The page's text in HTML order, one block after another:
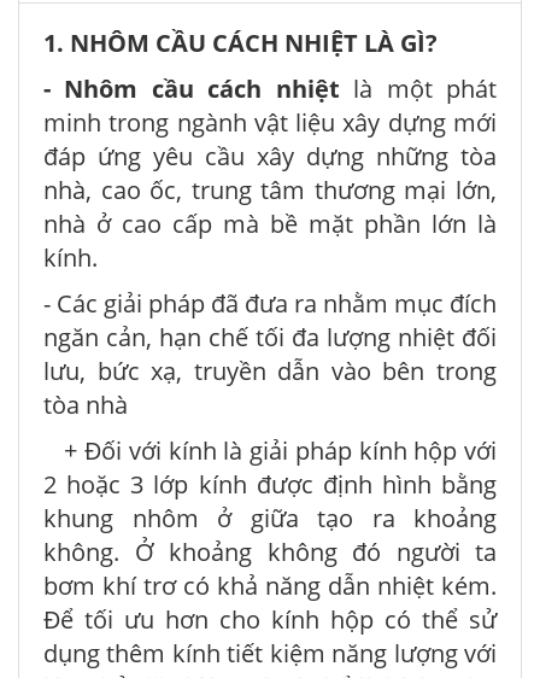
1. NHÔM CẦU CÁCH NHIỆT LÀ GÌ?
- Nhôm cầu cách nhiệt là một phát
minh trong ngành vật liệu xây dựng mới
đáp ứng yêu cầu xây dựng những tòa
nhà, cao ốc, trung tâm thương mại lớn,
nhà ở cao cấp mà bề mặt phần lớn là
kính.
- Các giải pháp đã đưa ra nhằm mục đích
ngăn cản, hạn chế tối đa lượng nhiệt đối
lưu, bức xạ, truyền dẫn vào bên trong
tòa nhà
+ Đối với kính là giải pháp kính hộp với
2 hoặc 3 lớp kính được định hình bằng
khung nhôm ở giữa tạo ra khoảng
không. Ở khoảng không đó người ta
bơm khí trơ có khả năng dẫn nhiệt kém.
Để tối ưu hơn cho kính hộp có thể sử
dụng thêm kính tiết kiệm năng lượng với